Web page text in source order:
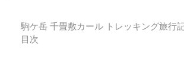
駒ケ岳 千畳敷カール トレッキング旅行
目次